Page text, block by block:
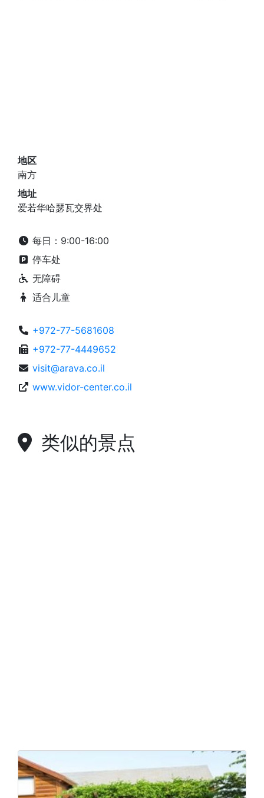
地区
南方
地址
爱若华哈瑟瓦交界处
每日：9:00-16:00
停车处
无障碍
适合儿童
+972-77-5681608
+972-77-4449652
visit@arava.co.il
www.vidor-center.co.il
类似的景点